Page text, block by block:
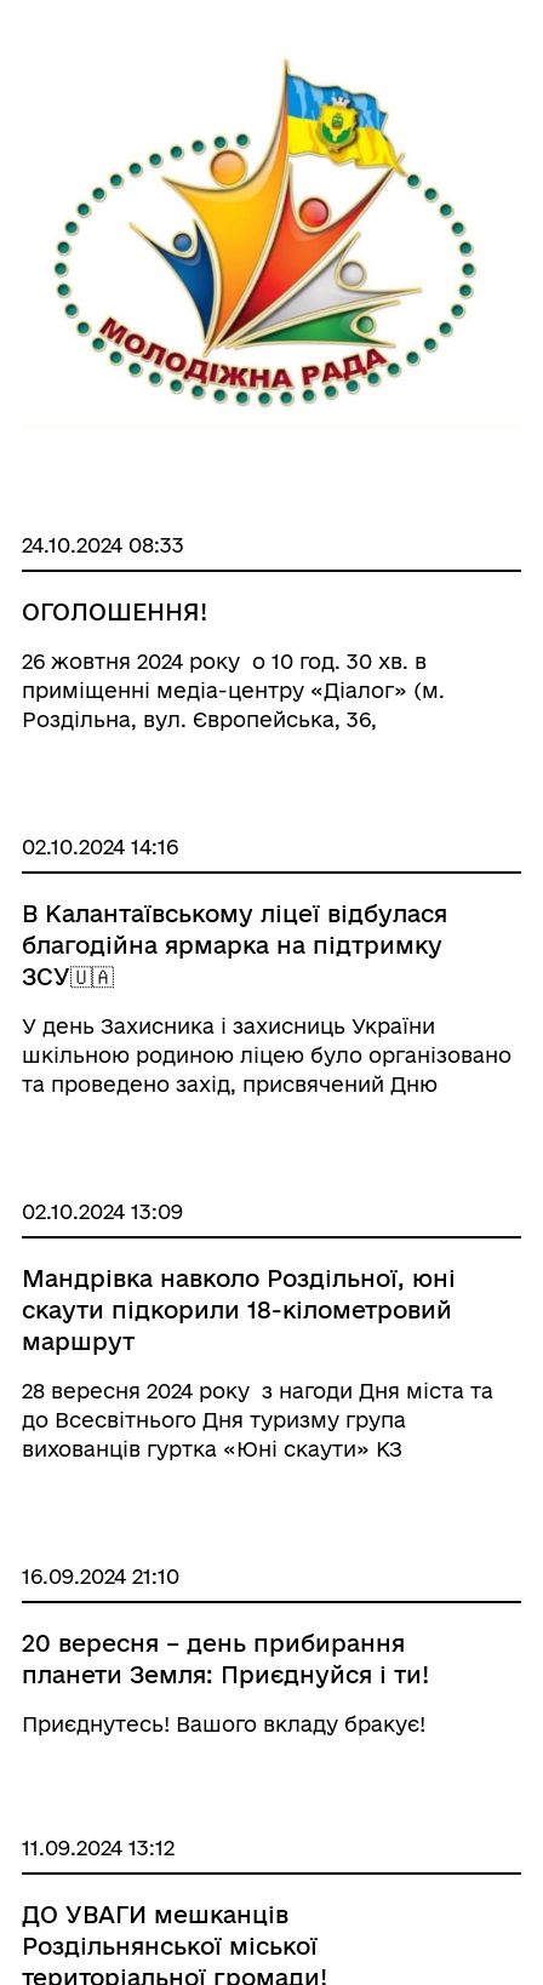
24.10.2024 08:33
ОГОЛОШЕННЯ!
26 жовтня 2024 року о 10 год. 30 хв. в
приміщенні медіа-центру «Діалог» (м.
Роздільна, вул. Європейська, 36,
02.10.2024 14:16
В Калантаївському ліцеї відбулася
благодійна ярмарка на підтримку
ЗСУ🇺🇦
У день Захисника і захисниць України
шкільною родиною ліцею було організовано
та проведено захід, присвячений Дню
єднання, ...
02.10.2024 13:09
Мандрівка навколо Роздільної, юні
скаути підкорили 18-кілометровий
маршрут
28 вересня 2024 року з нагоди Дня міста та
до Всесвітнього Дня туризму група
вихованців гуртка «Юні скаути» КЗ
16.09.2024 21:10
20 вересня – день прибирання
планети Земля: Приєднуйся і ти!
Приєднутесь! Вашого вкладу бракує!
11.09.2024 13:12
ДО УВАГИ мешканців
Роздільнянської міської
територіальної громади!